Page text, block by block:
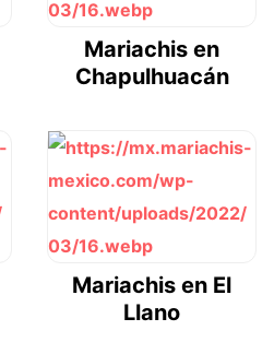
Mariachis en
Chapulhuacán
Mariachis en El
Llano